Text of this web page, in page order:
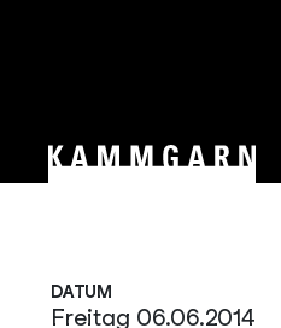
DATUM
Freitag 06.06.2014